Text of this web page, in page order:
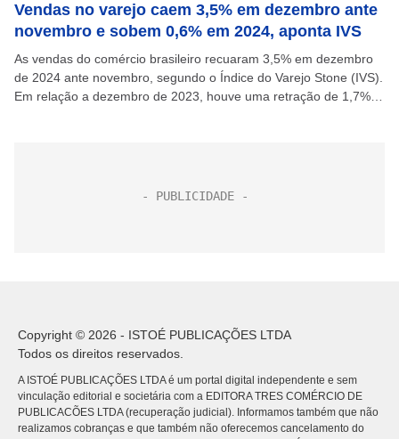
Vendas no varejo caem 3,5% em dezembro ante
novembro e sobem 0,6% em 2024, aponta IVS
As vendas do comércio brasileiro recuaram 3,5% em dezembro
de 2024 ante novembro, segundo o Índice do Varejo Stone (IVS).
Em relação a dezembro de 2023, houve uma retração de 1,7%.
Copyright © 2026 - ISTOÉ PUBLICAÇÕES LTDA
Todos os direitos reservados.
A ISTOÉ PUBLICAÇÕES LTDA é um portal digital independente e sem
vinculação editorial e societária com a EDITORA TRES COMÉRCIO DE
PUBLICACÕES LTDA (recuperação judicial). Informamos também que não
realizamos cobranças e que também não oferecemos cancelamento do